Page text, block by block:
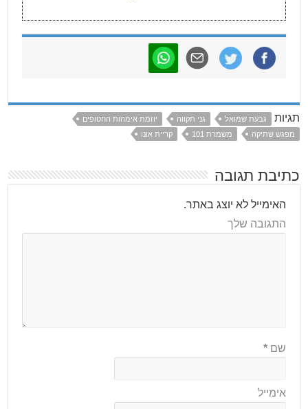
תגיות גבעת שמואל גני תקווה
יוזמת אימהות החטופים
מפגש שתיקה
משמרת 101 קריית אונו
כתיבת תגובה
האימייל לא יוצג באתר.
התגובה שלך
שם*
אימייל